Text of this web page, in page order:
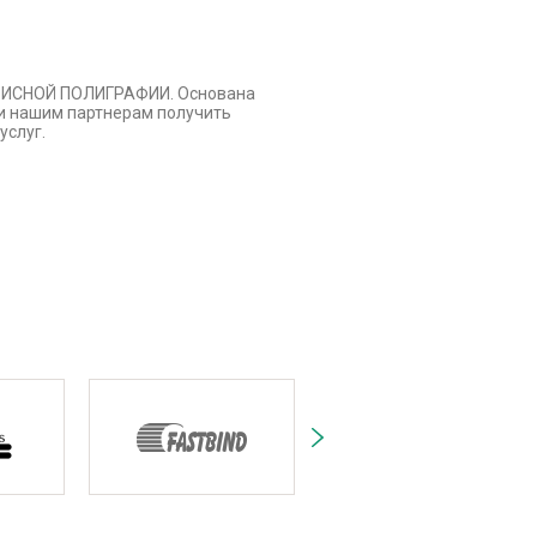
ПОЛИГРАФИИ. Основана
нашим партнерам получить